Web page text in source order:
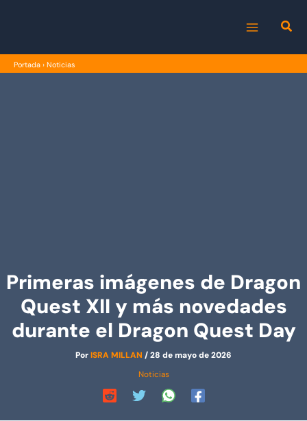
MENU
Portada › Noticias
Primeras imágenes de Dragon
Quest XII y más novedades
durante el Dragon Quest Day
PorISRA MILLAN /28 de mayo de 2026
Noticias